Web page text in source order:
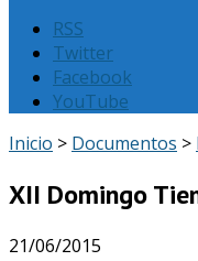
RSS
Twitter
Facebook
YouTube
Inicio > Documentos >
XII Domingo
21/06/2015